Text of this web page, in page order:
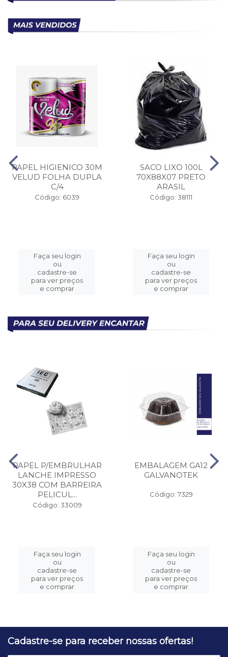
PAPEL HIGIENICO 30M
VELUD FOLHA DUPLA
C/4
Código: 6039
Faça seu login
ou
cadastre-se
para ver preços
e comprar
SACO LIXO 100L
70X88X07 PRETO
ARASIL
Código: 38111
Faça seu login
ou
cadastre-se
para ver preços
e comprar
PAPEL P/EMBRULHAR
LANCHE IMPRESSO
30X38 COM BARREIRA
PELICUL...
Código: 33009
Faça seu login
ou
cadastre-se
para ver preços
e comprar
EMBALAGEM GA12
GALVANOTEK
Código: 7329
Faça seu login
ou
cadastre-se
para ver preços
e comprar
Cadastre-se para receber nossas ofertas!